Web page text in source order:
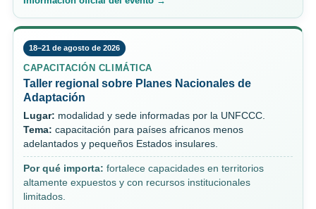
18–21 de agosto de 2026
CAPACITACIÓN CLIMÁTICA
Taller regional sobre Planes Nacionales de
Adaptación
Lugar: modalidad y sede informadas por la UNFCCC.
Tema: capacitación para países africanos menos
adelantados y pequeños Estados insulares.
Por qué importa: fortalece capacidades en territorios
altamente expuestos y con recursos institucionales
limitados.